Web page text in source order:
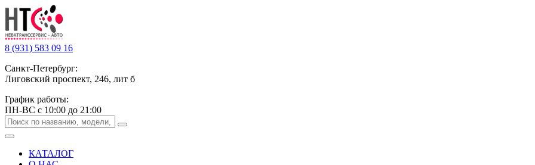
8 (931) 583 09 16
Санкт-Петербург:
Лиговский проспект, 246, лит б
График работы:
ПН-ВС с 10:00 до 21:00
КАТАЛОГ